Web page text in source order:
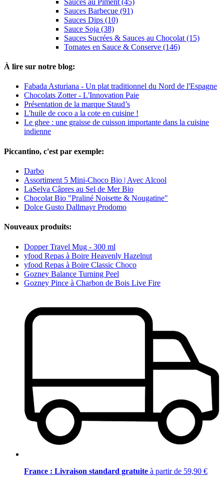
Sauces au Piment (45)
Sauces Barbecue (91)
Sauces Dips (10)
Sauce Soja (38)
Sauces Sucrées & Sauces au Chocolat (15)
Tomates en Sauce & Conserve (146)
À lire sur notre blog:
Fabada Asturiana - Un plat traditionnel du Nord de l'Espagne
Chocolats Zotter - L'Innovation Paie
Présentation de la marque Staud’s
L'huile de coco a la cote en cuisine !
Le ghee : une graisse de cuisson importante dans la cuisine
indienne
Piccantino, c'est par exemple:
Darbo
Assortiment 5 Mini-Choco Bio | Avec Alcool
LaSelva Câpres au Sel de Mer Bio
Chocolat Bio "Praliné Noisette & Nougatine"
Dolce Gusto Dallmayr Prodomo
Nouveaux produits:
Dopper Travel Mug - 300 ml
yfood Repas à Boire Heavenly Hazelnut
yfood Repas à Boire Classic Choco
Gozney Balance Turning Peel
Gozney Pince à Charbon de Bois Live Fire
France : Livraison standard gratuite à partir de 59,90 €